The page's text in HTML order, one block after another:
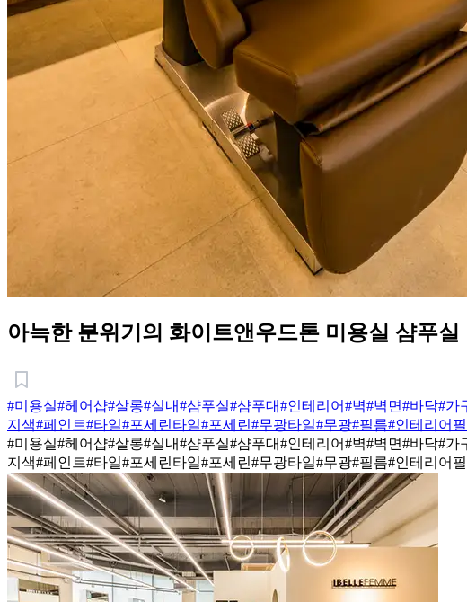
아늑한 분위기의 화이트앤우드톤 미용실 샴푸실
#미용실#헤어샵#살롱#실내#샴푸실#샴푸대#인테리어#벽#벽면#바닥#가
지색#페인트#타일#포세린타일#포세린#무광타일#무광#필름#인테리어
#미용실#헤어샵#살롱#실내#샴푸실#샴푸대#인테리어#벽#벽면#바닥#가
지색#페인트#타일#포세린타일#포세린#무광타일#무광#필름#인테리어